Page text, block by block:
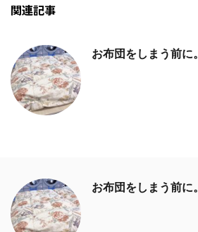
関連記事
お布団をしまう前に。
お布団をしまう前に。